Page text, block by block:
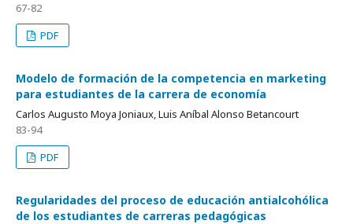
67-82
PDF
Modelo de formación de la competencia en marketing
para estudiantes de la carrera de economía
Carlos Augusto Moya Joniaux, Luis Aníbal Alonso Betancourt
83-94
PDF
Regularidades del proceso de educación antialcohólica
de los estudiantes de carreras pedagógicas